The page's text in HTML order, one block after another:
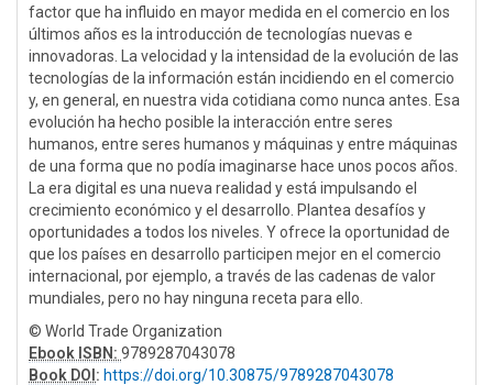
factor que ha influido en mayor medida en el comercio en los
últimos años es la introducción de tecnologías nuevas e
innovadoras. La velocidad y la intensidad de la evolución de las
tecnologías de la información están incidiendo en el comercio
y, en general, en nuestra vida cotidiana como nunca antes. Esa
evolución ha hecho posible la interacción entre seres
humanos, entre seres humanos y máquinas y entre máquinas
de una forma que no podía imaginarse hace unos pocos años.
La era digital es una nueva realidad y está impulsando el
crecimiento económico y el desarrollo. Plantea desafíos y
oportunidades a todos los niveles. Y ofrece la oportunidad de
que los países en desarrollo participen mejor en el comercio
internacional, por ejemplo, a través de las cadenas de valor
mundiales, pero no hay ninguna receta para ello.
© World Trade Organization
Ebook ISBN: 9789287043078
Book DOI : https://doi.org/10.30875/9789287043078